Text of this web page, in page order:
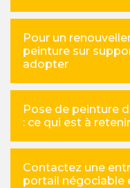
Pour un
peinture sur
adopter
Pose de peinture
: ce qui est à retenir
Contactez une
portail négociable